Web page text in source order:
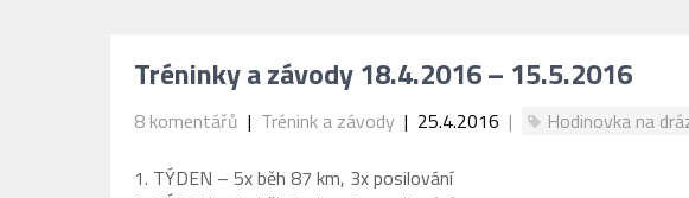
Tréninky a závody 18.4.2016 – 15.5.2016
8 komentářů | Trénink a závody | 25.4.2016 | Hodinovka na
1. TÝDEN – 5x běh 87 km, 3x posilování